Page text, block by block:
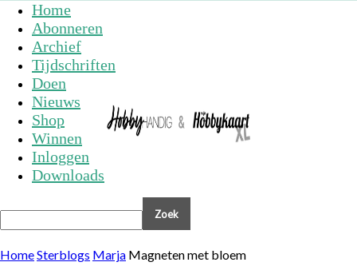
Home
Abonneren
Archief
Tijdschriften
Doen
Nieuws
Shop
Winnen
Inloggen
Downloads
HomeSterblogs Marja Magneten met bloem